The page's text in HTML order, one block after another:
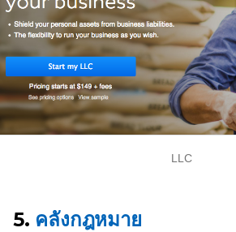
LLC
5. คลังกฎหมาย